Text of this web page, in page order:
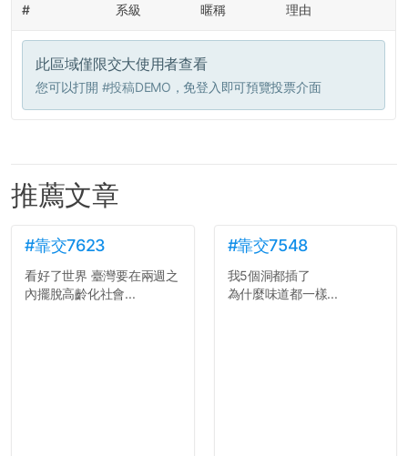
# 系級 暱稱 理由
此區域僅限交大使用者查看
您可以打開 #投稿DEMO ，免登入即可預覽投票介面
推薦文章
#靠交7623
看好了世界 臺灣要在兩週之
內擺脫高齡化社會...
#靠交7548
我5個洞都插了
為什麼味道都一樣...